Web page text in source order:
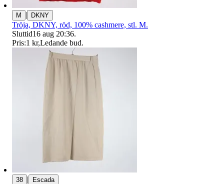
M | DKNY
Tröja, DKNY, röd, 100% cashmere, stl. M.
Sluttid16 aug 20:36.
Pris:1 kr,Ledande bud.
38 | Escada